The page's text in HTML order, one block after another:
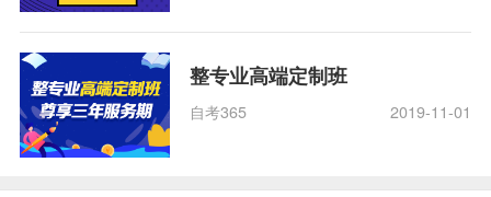
整专业高端定制班
自考365 2019-11-01